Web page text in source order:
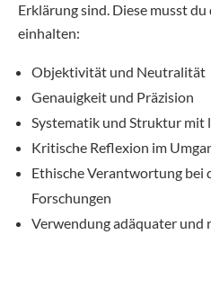
Erklärung sind. Diese musst
einhalten:
Objektivität und Neutralität
Genauigkeit und Präzision
Systematik und Struktur mit
Kritische Reflexion im
Ethische Verantwortung bei
Forschungen
Verwendung adäquater und